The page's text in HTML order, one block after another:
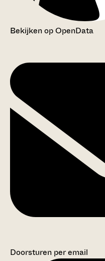
Bekijken op OpenData
Doorsturen per email